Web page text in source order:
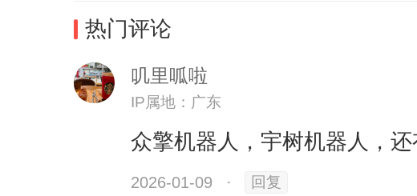
有限公司（以下简称“众擎机器人”）
人气十足。机器人格斗、跳操、
展观众互动，赢得了阵阵赞叹。
作为全球规模最大、影响力最广
热门评论
叽里呱啦
IP属地：广东
众擎机器人，宇树机器人，还
2026-01-09 · 回复